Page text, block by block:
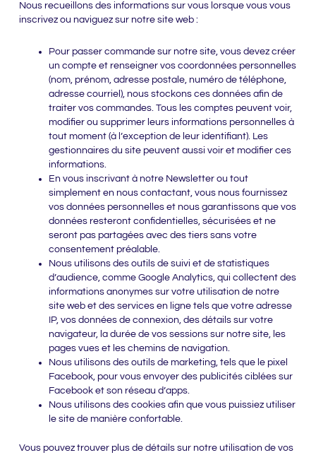
Nous recueillons des informations sur vous lorsque vous vous
inscrivez ou naviguez sur notre site web :
Pour passer commande sur notre site, vous devez créer
un compte et renseigner vos coordonnées personnelles
(nom, prénom, adresse postale, numéro de téléphone,
adresse courriel), nous stockons ces données afin de
traiter vos commandes. Tous les comptes peuvent voir,
modifier ou supprimer leurs informations personnelles à
tout moment (à l’exception de leur identifiant). Les
gestionnaires du site peuvent aussi voir et modifier ces
informations.
En vous inscrivant à notre Newsletter ou tout
simplement en nous contactant, vous nous fournissez
vos données personnelles et nous garantissons que vos
données resteront confidentielles, sécurisées et ne
seront pas partagées avec des tiers sans votre
consentement préalable.
Nous utilisons des outils de suivi et de statistiques
d’audience, comme Google Analytics, qui collectent des
informations anonymes sur votre utilisation de notre
site web et des services en ligne tels que votre adresse
IP, vos données de connexion, des détails sur votre
navigateur, la durée de vos sessions sur notre site, les
pages vues et les chemins de navigation.
Nous utilisons des outils de marketing, tels que le pixel
Facebook, pour vous envoyer des publicités ciblées sur
Facebook et son réseau d’apps.
Nous utilisons des cookies afin que vous puissiez utiliser
le site de manière confortable.
Vous pouvez trouver plus de détails sur notre utilisation de vos